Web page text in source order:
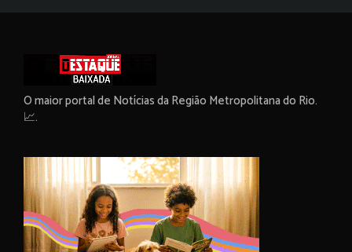
O maior portal de Notícias da Região Metropolitana do Rio.
📈.